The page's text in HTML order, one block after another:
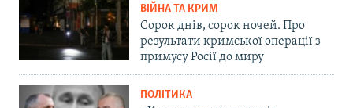
ВІЙНА ТА КРИМ
Сорок днів, сорок ночей. Про
результати кримської операції з
примусу Росії до миру
ПОЛІТИКА